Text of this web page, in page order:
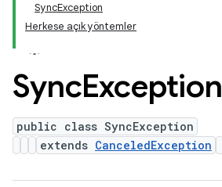
SyncException
Herkese açık yöntemler
SyncException
public class SyncException
extends CanceledException